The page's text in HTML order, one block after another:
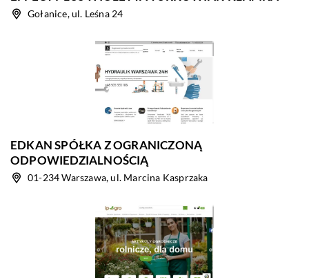
Gołanice, ul. Leśna 24
EDKAN SPÓŁKA Z OGRANICZONĄ
ODPOWIEDZIALNOŚCIĄ
01-234 Warszawa, ul. Marcina Kasprzaka